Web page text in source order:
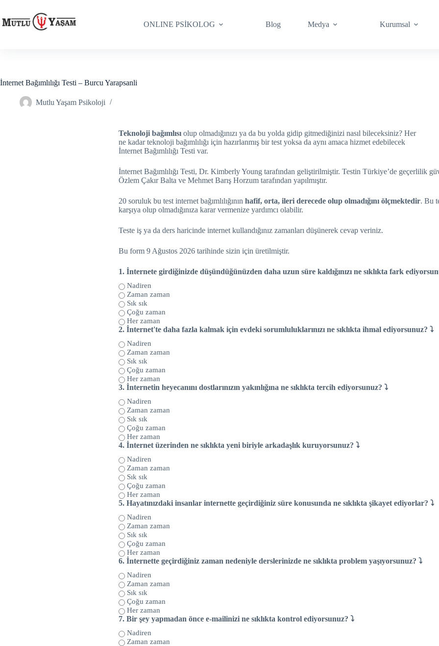
ONLINE PSİKOLOG Blog Medya Kurumsal
İnternet Bağımlılığı Testi – Burcu Yarapsanli
Mutlu Yaşam Psikoloji
Teknoloji bağımlısıolup olmadığınızı ya da bu yolda gidip gitmediğinizi nasıl bileceksiniz? Her
ne kadar teknoloji bağımlılığı için hazırlanmış bir test yoksa da aynı amaca hizmet edebilecek
İnternet Bağımlılığı Testi var.
İnternet Bağımlılığı Testi, Dr. Kimberly Young tarafından geliştirilmiştir. Testin Türkiye’de geçerlilik
Özlem Çakır Balta ve Mehmet Barış Horzum tarafından yapılmıştır.
20 soruluk bu test internet bağımlılığının hafif, orta, ileri derecede olup olmadığını ölçmektedir. Bu
karşıya olup olmadığınıza karar vermenize yardımcı olabilir.
Teste iş ya da ders haricinde internet kullandığınız zamanları düşünerek cevap veriniz.
Bu form 9 Ağustos 2026 tarihinde sizin için üretilmiştir.
1. İnternete girdiğinizde düşündüğünüzden daha uzun süre kaldığınızı ne sıklıkta fark
Nadiren
Zaman zaman
Sık sık
Çoğu zaman
Her zaman
2. İnternet'te daha fazla kalmak için evdeki sorumluluklarınızı ne sıklıkta ihmal ediyorsunuz? ⤵
Nadiren
Zaman zaman
Sık sık
Çoğu zaman
Her zaman
3. İnternetin heyecanını dostlarınızın yakınlığına ne sıklıkta tercih ediyorsunuz? ⤵
Nadiren
Zaman zaman
Sık sık
Çoğu zaman
Her zaman
4. İnternet üzerinden ne sıklıkta yeni biriyle arkadaşlık kuruyorsunuz? ⤵
Nadiren
Zaman zaman
Sık sık
Çoğu zaman
Her zaman
5. Hayatınızdaki insanlar internette geçirdiğiniz süre konusunda ne sıklıkta şikayet ediyorlar? ⤵
Nadiren
Zaman zaman
Sık sık
Çoğu zaman
Her zaman
6. İnternette geçirdiğiniz zaman nedeniyle derslerinizde ne sıklıkta problem yaşıyorsunuz? ⤵
Nadiren
Zaman zaman
Sık sık
Çoğu zaman
Her zaman
7. Bir şey yapmadan önce e-mailinizi ne sıklıkta kontrol ediyorsunuz? ⤵
Nadiren
Zaman zaman